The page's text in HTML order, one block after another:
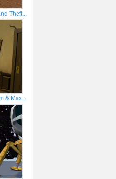
Theft...
& Max...